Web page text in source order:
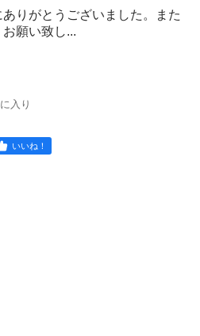
りがとうございました。また
願い致し...
入り
いいね！